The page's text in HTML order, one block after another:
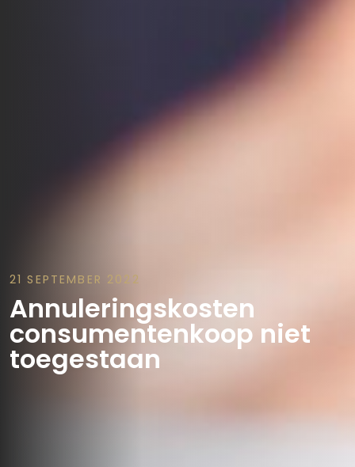
21 SEPTEMBER 2022
Annuleringskosten
consumentenkoop niet
toegestaan